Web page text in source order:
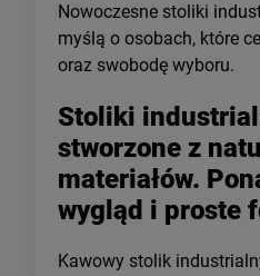
Nowoczesne stoliki
myślą o osobach, które
oraz swobodę wyboru.
Stoliki
stworzone z
materiałów.
wygląd i proste
Kawowy stolik